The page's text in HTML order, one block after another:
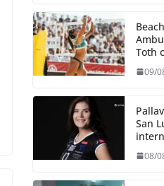
Toth
09/
San
B2:
08/